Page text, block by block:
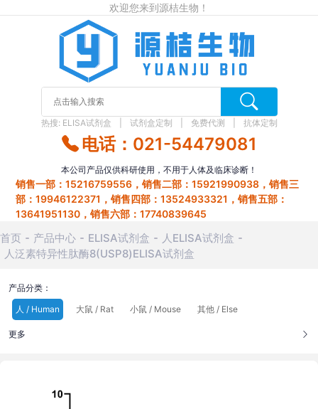
欢迎您来到源桔生物！
热搜: ELISA试剂盒 试剂盒定制 免费代测 抗体定制
电话：021-54479081
本公司产品仅供科研使用，不用于人体及临床诊断！
销售一部：15216759556，销售二部：15921990938，销售三
部：19946122371，销售四部：13524933321，销售五部：
13641951130，销售六部：17740839645
首页 产品中心 ELISA试剂盒
人ELISA试剂盒
人泛素特异性肽酶8(USP8)ELISA试剂盒
产品分类：
人 / Human
大鼠 / Rat 小鼠 / Mouse 其他 / Else
更多